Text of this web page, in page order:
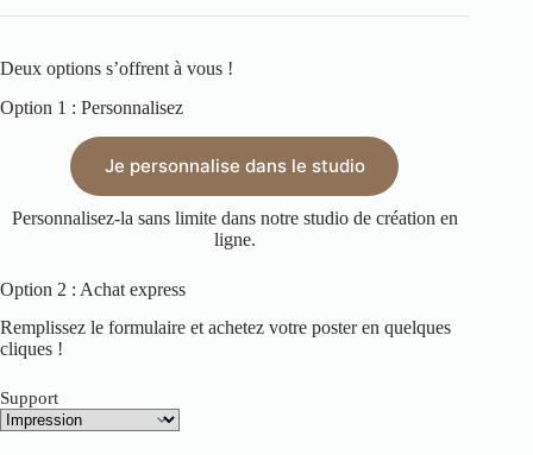
Deux options s’offrent à vous !
Option 1 : Personnalisez
Je personnalise dans le studio
Personnalisez-la sans limite dans notre studio de création en
ligne.
Option 2 : Achat express
Remplissez le formulaire et achetez votre poster en quelques
cliques !
Support